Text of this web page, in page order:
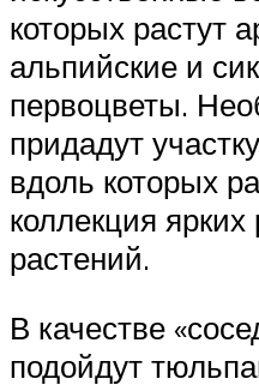
которых растут
альпийские и
первоцветы.
придадут
вдоль которых
коллекция
растений.
В качестве
подойдут